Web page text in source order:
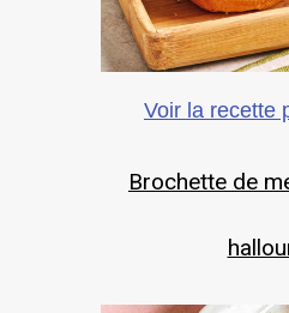
Voir la recette
Brochette de